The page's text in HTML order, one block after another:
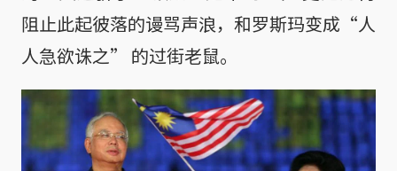
阻止此起彼落的谩骂声浪，和罗斯玛变成“人
人急欲诛之” 的过街老鼠。